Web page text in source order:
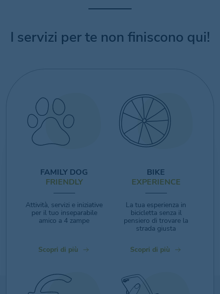
I servizi per te non finiscono qui!
FAMILY DOG
FRIENDLY
Attività, servizi e iniziative
per il tuo inseparabile
amico a 4 zampe
Scopri di più
BIKE
EXPERIENCE
La tua esperienza in
bicicletta senza il
pensiero di trovare la
strada giusta
Scopri di più